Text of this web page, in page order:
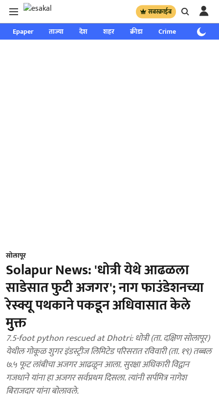
सबस्क्राईब
Epaper ताज्या देश शहर क्रीडा Crime साप्ताहिक
सोलापूर
Solapur News: 'धोत्री येथे आढळला
साडेसात फुटी अजगर'; नाग फाउंडेशनच्या
रेस्क्यू पथकाने पकडून अधिवासात केले
मुक्त
7.5-foot python rescued at Dhotri: धोत्री (ता. दक्षिण सोलापूर)
येथील गोकूळ शुगर इंडस्ट्रीज लिमिटेड परिसरात रविवारी (ता. १९) तब्बल
७.५ फूट लांबीचा अजगर आढळून आला. सुरक्षा अधिकारी विद्वान
गजधाने यांना हा अजगर सर्वप्रथम दिसला. त्यांनी सर्पमित्र नागेश
बिराजदार यांना बोलावले.